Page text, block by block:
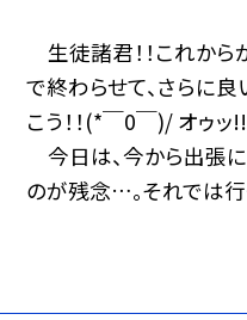
生徒諸君！！これから
で終わらせて、さらに
こう！！(*￣0￣)/ オゥッ!!
今日は、今から出張
のが残念…。それでは行